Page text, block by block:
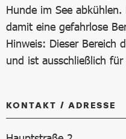
Hunde im See
damit eine gefahrlose
Hinweis: Dieser Bereich
und ist ausschließlich
KONTAKT / ADRESSE